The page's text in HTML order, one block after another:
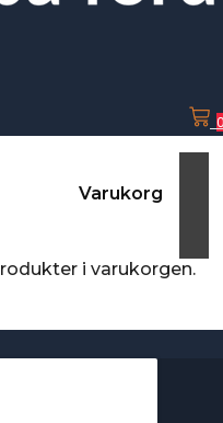
Varukorg
i varukorgen.